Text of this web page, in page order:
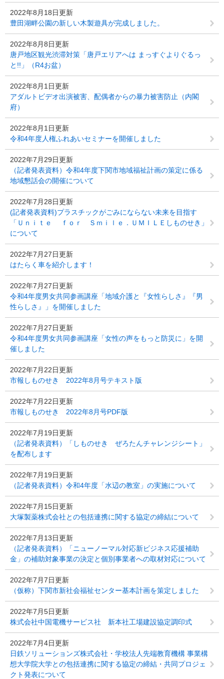
2022年8月18日更新
豊田湖畔公園の新しい木製遊具が完成しました。
2022年8月8日更新
唐戸地区観光渋滞対策「唐戸エリアへは まっすぐよりぐるっ
と!!」（R4お盆）
2022年8月1日更新
アダルトビデオ出演被害、配偶者からの暴力被害防止（内閣
府）
2022年8月1日更新
令和4年度人権ふれあいセミナーを開催しました
2022年7月29日更新
（記者発表資料）令和4年度下関市地域福祉計画の策定に係る
地域懇話会の開催について
2022年7月28日更新
(記者発表資料)プラスチックがごみにならない未来を目指す
「Ｕｎｉｔｅ ｆｏｒ Ｓｍｉｌｅ．ＵＭＩＬＥしものせき」
について
2022年7月27日更新
はたらく車を紹介します！
2022年7月27日更新
令和4年度男女共同参画講座「地域介護と『女性らしさ』『男
性らしさ』」を開催しました
2022年7月27日更新
令和4年度男女共同参画講座「女性の声をもっと防災に」を開
催しました
2022年7月22日更新
市報しものせき 2022年8月号テキスト版
2022年7月22日更新
市報しものせき 2022年8月号PDF版
2022年7月19日更新
（記者発表資料）「しものせき ぜろたんチャレンジシート」
を配布します
2022年7月19日更新
（記者発表資料）令和4年度「水辺の教室」の実施について
2022年7月15日更新
大塚製薬株式会社との包括連携に関する協定の締結について
2022年7月13日更新
（記者発表資料）「ニューノーマル対応新ビジネス応援補助
金」の補助対象事業の決定と個別事業者への取材対応について
2022年7月7日更新
（仮称）下関市新社会福祉センター基本計画を策定しました
2022年7月5日更新
株式会社中国電機サービス社 新本社工場建設協定調印式
2022年7月4日更新
日鉄ソリューションズ株式会社・学校法人先端教育機構 事業構
想大学院大学との包括連携に関する協定の締結・共同プロジェ
クト発表について